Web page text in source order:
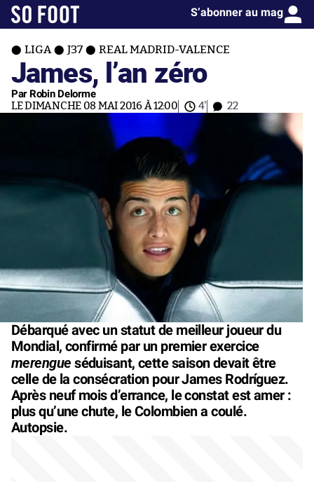
S’abonner au mag
LIGA J37 REAL MADRID-VALENCE
James, l’an zéro
Par Robin Delorme
LE DIMANCHE 08 MAI 2016 À 12:00 4' 22
Débarqué avec un statut de meilleur joueur du
Mondial, confirmé par un premier exercice
merengue séduisant, cette saison devait être
celle de la consécration pour James Rodríguez.
Après neuf mois d’errance, le constat est amer :
plus qu’une chute, le Colombien a coulé.
Autopsie.